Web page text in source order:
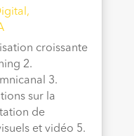
,
croissante
2.
3.
sur la
de
et vidéo 5.